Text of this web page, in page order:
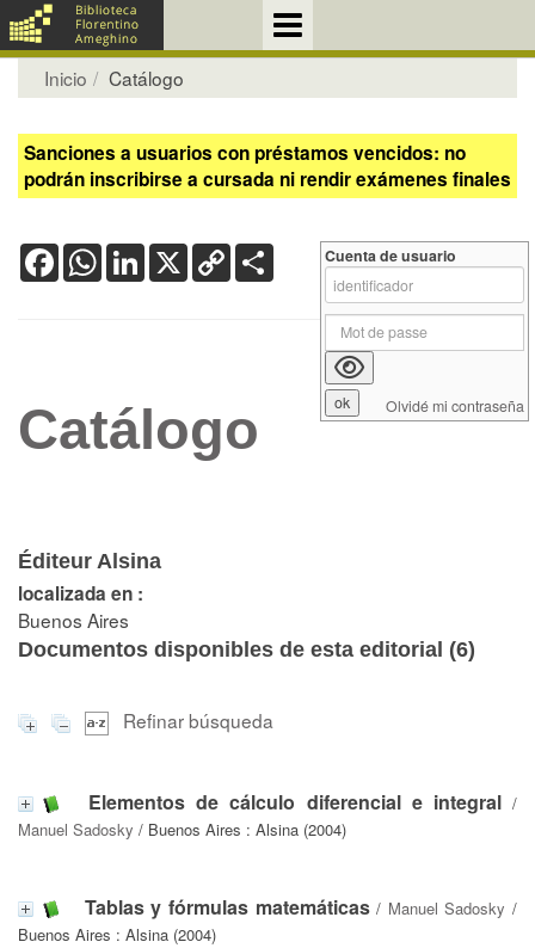
Inicio Catálogo
Sanciones a usuarios con préstamos vencidos: no
podrán inscribirse a cursada ni rendir exámenes finales
FacebookWhatsApp
LinkedIn
X Copy
Link
Catálogo
Éditeur Alsina
localizada en :
Buenos Aires
Documentos disponibles de esta editorial (6)
Refinar búsqueda
Elementos de cálculo diferencial e integral/
Manuel Sadosky / Buenos Aires : Alsina (2004)
Tablas y fórmulas matemáticas/ Manuel Sadosky /
Buenos Aires : Alsina (2004)
Cuenta de usuario
Olvidé mi contraseña